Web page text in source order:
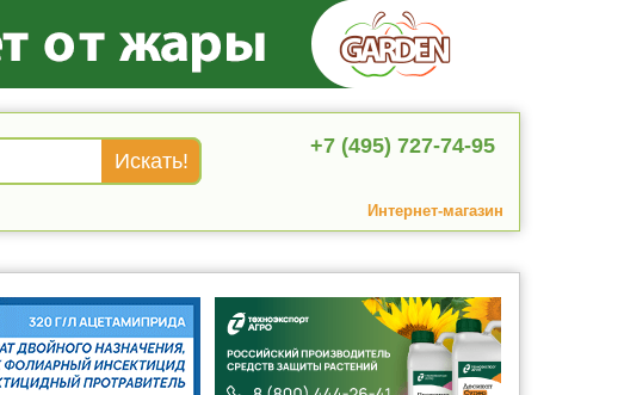
+7 (495) 727-74-95
Интернет-магазин